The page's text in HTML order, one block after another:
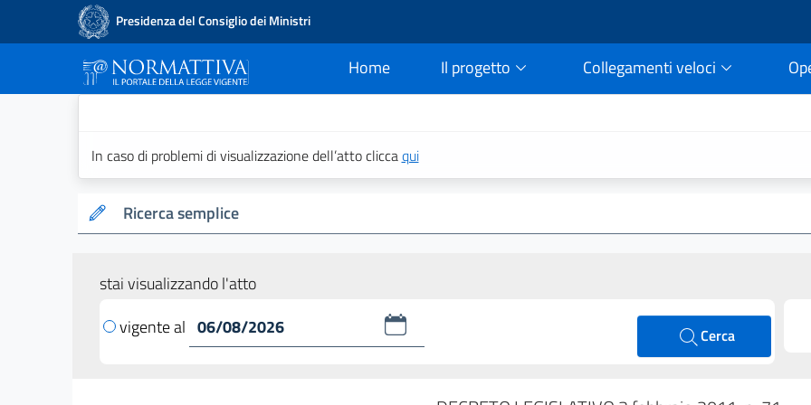
Presidenza del Consiglio dei Ministri
Home
current Il progetto Collegamenti veloci
In caso di problemi di visualizzazione dell’atto cliccaqui
Ricerca semplice
stai visualizzando l'atto
vigente al
Cerca